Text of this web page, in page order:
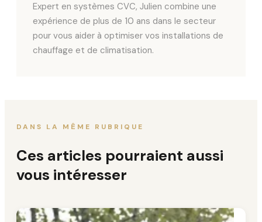
Expert en systèmes CVC, Julien combine une
expérience de plus de 10 ans dans le secteur
pour vous aider à optimiser vos installations de
chauffage et de climatisation.
DANS LA MÊME RUBRIQUE
Ces articles pourraient aussi
vous intéresser